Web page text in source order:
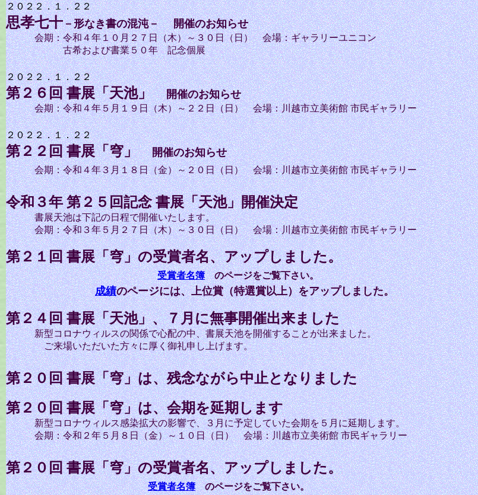
２０２２．１．２２
思孝七十－形なき書の混沌－ 開催のお知らせ
会期：令和４年１０月２７日（木）～３０日（日） 会場：ギャラリーユニコン
古希および書業５０年 記念個展
２０２２．１．２２
第２６回書展「天池」 開催のお知らせ
会期：令和４年５月１９日（木）～２２日（日） 会場：川越市立美術館 市民ギャラリー
２０２２．１．２２
第２２回書展「穹」 開催のお知らせ
会期：令和４年３月１８日（金）～２０日（日） 会場：川越市立美術館 市民ギャラリー
令和３年第２５回記念書展「天池」開催決定
書展天池は下記の日程で開催いたします。
会期：令和３年５月２７日（木）～３０日（日） 会場：川越市立美術館 市民ギャラリー
第２１回書展「穹」の受賞者名、アップしました。
受賞者名簿のページをご覧下さい。
成績のページには、上位賞（特選賞以上）をアップしました。
第２４回 書展「天池」、７月に無事開催出来ました
新型コロナウィルスの関係で心配の中、書展天池を開催することが出来ました。
ご来場いただいた方々に厚く御礼申し上げます。
第２０回 書展「穹」は、残念ながら中止となりました
第２０回 書展「穹」は、会期を延期します
新型コロナウィルス感染拡大の影響で、３月に予定していた会期を５月に延期します。
会期：令和２年５月８日（金）～１０日（日） 会場：川越市立美術館 市民ギャラリー
第２０回 書展「穹」の受賞者名、アップしました。
受賞者名簿のページをご覧下さい。